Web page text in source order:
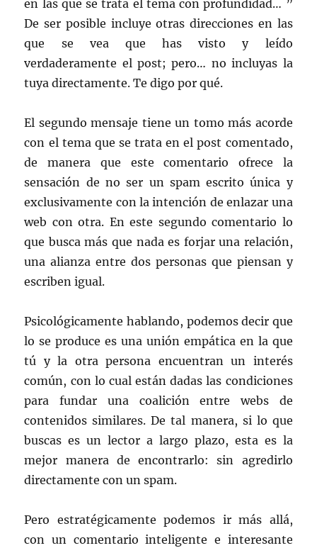
en las que se trata el tema con profundidad… ”
De ser posible incluye otras direcciones en las
que se vea que has visto y leído
verdaderamente el post; pero… no incluyas la
tuya directamente. Te digo por qué.
El segundo mensaje tiene un tomo más acorde
con el tema que se trata en el post comentado,
de manera que este comentario ofrece la
sensación de no ser un spam escrito única y
exclusivamente con la intención de enlazar una
web con otra. En este segundo comentario lo
que busca más que nada es forjar una relación,
una alianza entre dos personas que piensan y
escriben igual.
Psicológicamente hablando, podemos decir que
lo se produce es una unión empática en la que
tú y la otra persona encuentran un interés
común, con lo cual están dadas las condiciones
para fundar una coalición entre webs de
contenidos similares. De tal manera, si lo que
buscas es un lector a largo plazo, esta es la
mejor manera de encontrarlo: sin agredirlo
directamente con un spam.
Pero estratégicamente podemos ir más allá,
con un comentario inteligente e interesante